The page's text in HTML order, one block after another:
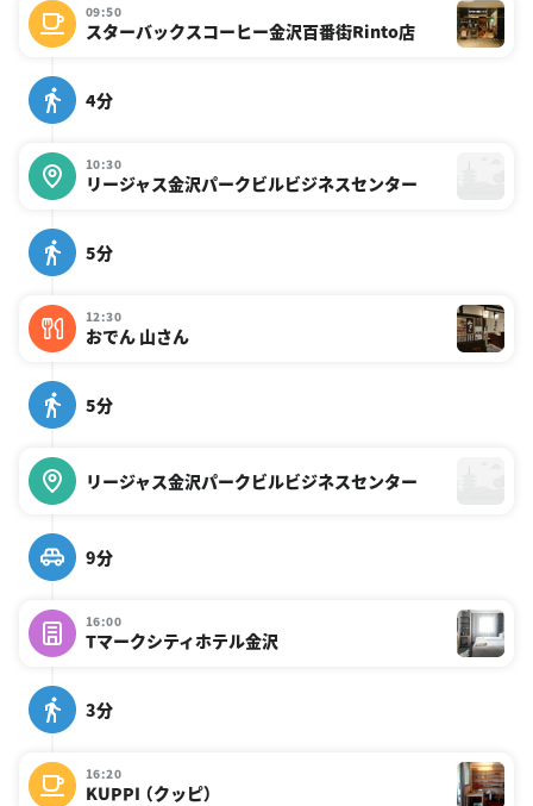
09:50
スターバックスコーヒー金沢百番街Rinto店
4分
10:30
リージャス金沢パークビルビジネスセンター
5分
12:30
おでん 山さん
5分
リージャス金沢パークビルビジネスセンター
9分
16:00
Tマークシティホテル金沢
3分
16:20
KUPPI （クッピ）